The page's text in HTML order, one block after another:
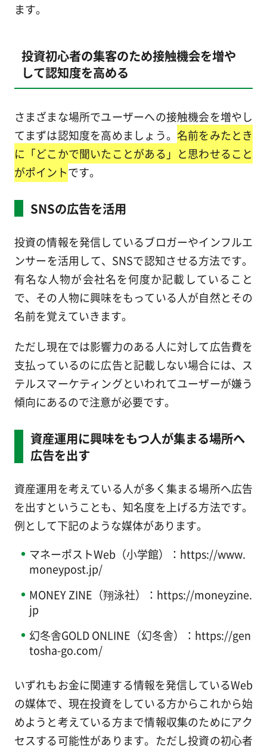
ます。
投資初心者の集客のため接触機会を増や
して認知度を高める
さまざまな場所でユーザーへの接触機会を増やし
てまずは認知度を高めましょう。 名前をみたとき
に「どこかで聞いたことがある」と思わせること
がポイントです。
SNSの広告を活用
投資の情報を発信しているブロガーやインフルエ
ンサーを活用して、SNSで認知させる方法です。
有名な人物が会社名を何度か記載していること
で、その人物に興味をもっている人が自然とその
名前を覚えていきます。
ただし現在では影響力のある人に対して広告費を
支払っているのに広告と記載しない場合には、ス
テルスマーケティングといわれてユーザーが嫌う
傾向にあるので注意が必要です。
資産運用に興味をもつ人が集まる場所へ
広告を出す
資産運用を考えている人が多く集まる場所へ広告
を出すということも、知名度を上げる方法です。
例として下記のような媒体があります。
マネーポストWeb（小学館）：https://www.
moneypost.jp/
MONEY ZINE（翔泳社）：https://moneyzine.
jp
幻冬舎GOLD ONLINE（幻冬舎）：https://gen
tosha-go.com/
いずれもお金に関連する情報を発信しているWeb
の媒体で、現在投資をしている方からこれから始
めようと考えている方まで情報収集のためにアク
セスする可能性があります。ただし投資の初心者